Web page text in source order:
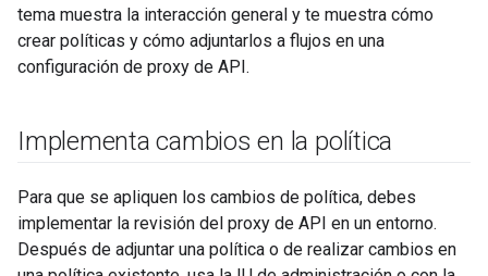
tema muestra la interacción general y te muestra cómo
crear políticas y cómo adjuntarlos a flujos en una
configuración de proxy de API.
Implementa cambios en la política
Para que se apliquen los cambios de política, debes
implementar la revisión del proxy de API en un entorno.
Después de adjuntar una política o de realizar cambios en